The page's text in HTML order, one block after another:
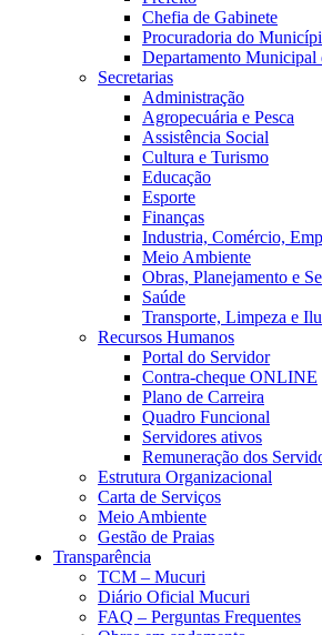
Chefia de Gabinete
Procuradoria do
Departamento Municipal
Secretarias
Administração
Agropecuária e Pesca
Assistência Social
Cultura e Turismo
Educação
Esporte
Finanças
Industria, Comércio,
Meio Ambiente
Obras, Planejamento e
Saúde
Transporte, Limpeza e
Recursos Humanos
Portal do Servidor
Contra-cheque ONLINE
Plano de Carreira
Quadro Funcional
Servidores ativos
Remuneração dos
Estrutura Organizacional
Carta de Serviços
Meio Ambiente
Gestão de Praias
Transparência
TCM – Mucuri
Diário Oficial Mucuri
FAQ – Perguntas Frequentes